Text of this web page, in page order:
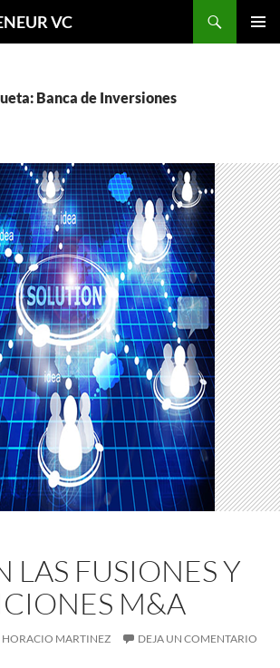
VC
Banca de Inversiones
LAS FUSIONES Y
M&A
HORACIO MARTINEZ DEJA UN COMENTARIO